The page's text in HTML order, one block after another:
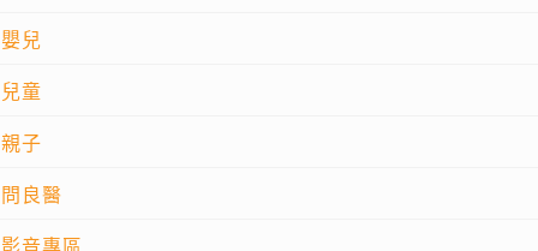
嬰兒
兒童
親子
問良醫